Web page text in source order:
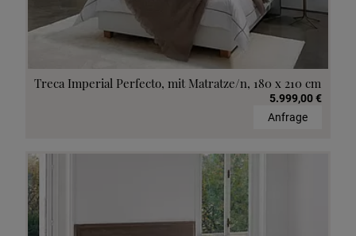
Treca Imperial Perfecto, mit Matratze/n, 180 x 210 cm
5.999,00 €
Anfrage